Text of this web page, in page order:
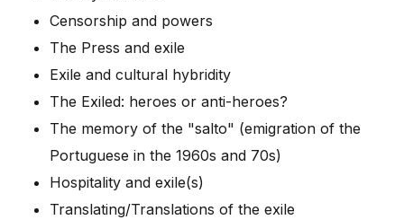
Censorship and powers
The Press and exile
Exile and cultural hybridity
The Exiled: heroes or anti-heroes?
The memory of the "salto" (emigration of the
Portuguese in the 1960s and 70s)
Hospitality and exile(s)
Translating/Translations of the exile